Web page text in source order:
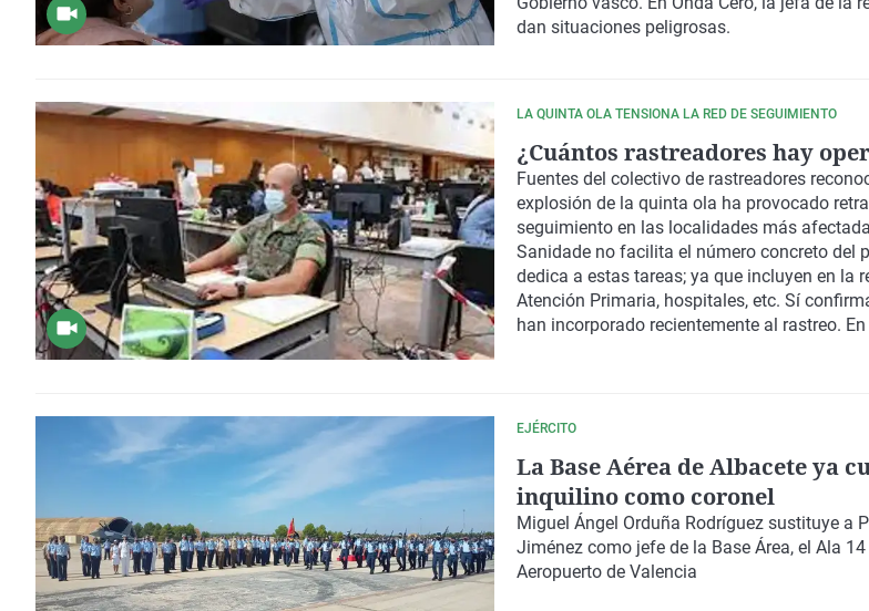
dan situaciones peligrosas.
LA QUINTA OLA TENSIONA LA RED DE SEGUIMIENTO
¿Cuántos rastreadores hay
Fuentes del colectivo de rastreadores
explosión de la quinta ola ha provocado
seguimiento en las localidades más
Sanidade no facilita el número concreto del
dedica a estas tareas; ya que incluyen en la
Atención Primaria, hospitales, etc. Sí
han incorporado recientemente al rastreo.
EJÉRCITO
La Base Aérea de Albacete ya
inquilino como coronel
Miguel Ángel Orduña Rodríguez sustituye a
Jiménez como jefe de la Base Área, el Ala
Aeropuerto de Valencia